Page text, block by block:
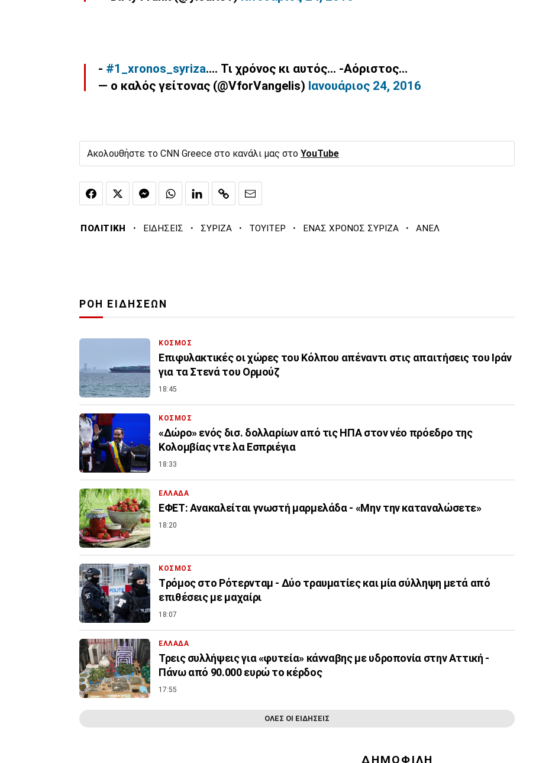
- #1_xronos_syriza.... Τι χρόνος κι αυτός... -Αόριστος...
— ο καλός γείτονας (@VforVangelis) Ιανουάριος 24, 2016
Ακολουθήστε το CNN Greece στο κανάλι μας στο YouTube
ΠΟΛΙΤΙΚΗ · ΕΙΔΗΣΕΙΣ · ΣΥΡΙΖΑ · ΤΟΥΙΤΕΡ · ΕΝΑΣ ΧΡΟΝΟΣ ΣΥΡΙΖΑ · ΑΝΕΛ
ΡΟΗ ΕΙΔΗΣΕΩΝ
ΚΟΣΜΟΣ
Επιφυλακτικές οι χώρες του Κόλπου απέναντι στις απαιτήσεις του Ιράν
για τα Στενά του Ορμούζ
18:45
ΚΟΣΜΟΣ
«Δώρο» ενός δισ. δολλαρίων από τις ΗΠΑ στον νέο πρόεδρο της
Κολομβίας ντε λα Εσπριέγια
18:33
ΕΛΛΑΔΑ
ΕΦΕΤ: Ανακαλείται γνωστή μαρμελάδα - «Μην την καταναλώσετε»
18:20
ΚΟΣΜΟΣ
Tρόμος στο Ρότερνταμ - Δύο τραυματίες και μία σύλληψη μετά από
επιθέσεις με μαχαίρι
18:07
ΕΛΛΑΔΑ
Τρεις συλλήψεις για «φυτεία» κάνναβης με υδροπονία στην Αττική -
Πάνω από 90.000 ευρώ το κέρδος
17:55
ΟΛΕΣ ΟΙ ΕΙΔΗΣΕΙΣ
ΔΗΜΟΦΙΛΗ